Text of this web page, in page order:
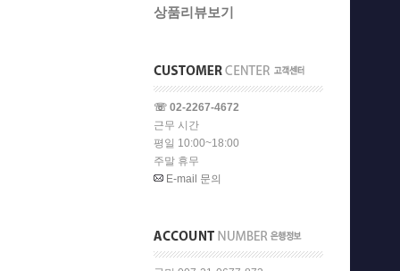
상품리뷰보기
☏ 02-2267-4672
근무 시간
평일 10:00~18:00
주말 휴무
E-mail 문의